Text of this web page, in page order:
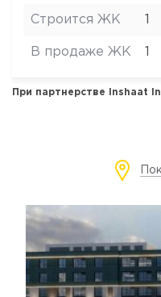
Строится ЖК
В продаже ЖК
При партнерстве Inshaat